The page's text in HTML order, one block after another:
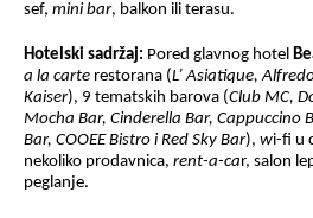
sef, mini bar, balkon ili terasu.
Hotelski sadržaj: Pored glavnog hotel
a la carte restorana (L’ Asiatique,
Kaiser), 9 tematskih barova (Club MC,
Mocha Bar, Cinderella Bar, Cappuccino
Bar, COOEE Bistro i Red Sky Bar), wi-fi u
nekoliko prodavnica, rent-a-car, salon
peglanje.